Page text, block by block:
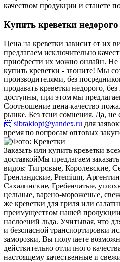
качеством продукции и станете
Купить креветки недорого
Цена на креветки зависит от их
предлагаем исключительно
приобрести их можно онлайн. Не
купить креветки - звоните! Мы
производителями, без
продавать креветки недорого,
доступны, при этом мы
Соотношение цена-качество
рынке. Без тени сомнения. Да, не
📨 sibrakiopt@yandex.ru для заявок
время по вопросам оптовых
Заказать или купить креветки
доставкойМы предлагаем
видов: Тигровые, Королевские,
Гренландские, Premium,
Сахалинские, Гребенчатые,
цельные, варено-мороженые,
же креветки для гриля или
преимуществом нашей продукции
наслоений льда. Учитывая, что
и безопасной транспортировки
заморозки, Вы получаете
действительно отличного
настоящему качественные и